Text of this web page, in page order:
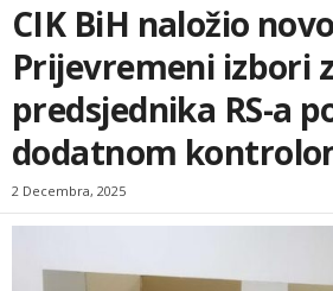
CIK BiH naložio
Prijevremeni izbori
predsjednika RS-a
dodatnom
2 Decembra, 2025